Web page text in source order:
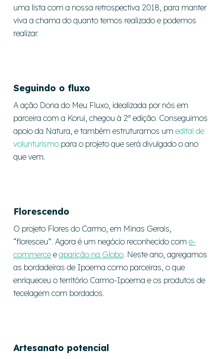
uma lista com a nossa retrospectiva 2018, para manter
viva a chama do quanto temos realizado e podemos
realizar.
Seguindo o fluxo
A ação Dona do Meu Fluxo, idealizada por nós em
parceira com a Korui, chegou à 2ª edição. Conseguimos
apoio da Natura, e também estruturamos um edital de
volunturismopara o projeto que será divulgado o ano
que vem.
Florescendo
O projeto Flores do Carmo, em Minas Gerais,
“floresceu”. Agora é um negócio reconhecido com e-
commercee aparição na Globo. Neste ano, agregamos
as bordadeiras de Ipoema como parceiras, o que
enriqueceu o território Carmo-Ipoema e os produtos de
tecelagem com bordados.
Artesanato potencial